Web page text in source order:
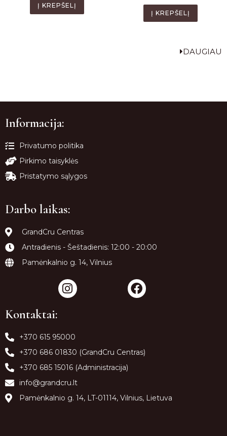
Į KREPŠELĮ
Į KREPŠELĮ
DAUGIAU
Informacija:
Privatumo politika
Pirkimo taisyklės
Pristatymo sąlygos
Darbo laikas:
GrandCru Centras
Antradienis - Šeštadienis: 12:00 - 20:00
Pamėnkalnio g. 14, Vilnius
Kontaktai:
+370 615 95000
+370 686 01830 (GrandCru Centras)
+370 685 15016 (Administracija)
info@grandcru.lt
Pamėnkalnio g. 14, LT-01114, Vilnius, Lietuva